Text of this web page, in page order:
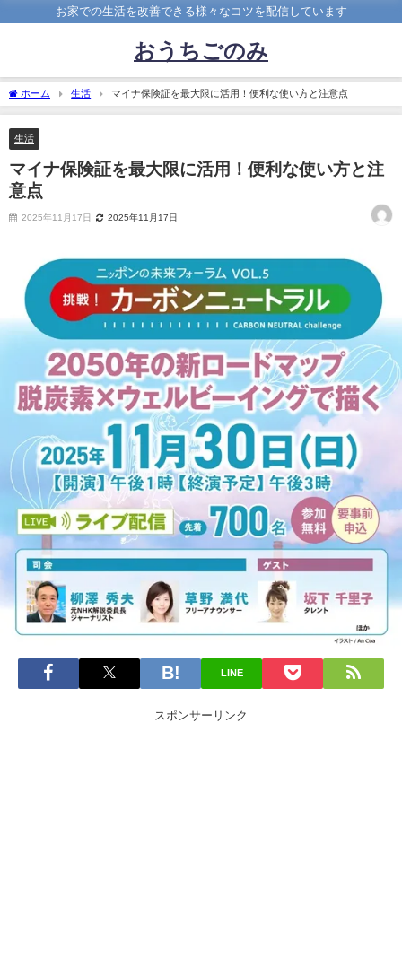
お家での生活を改善できる様々なコツを配信しています
おうちごのみ
ホーム 生活 マイナ保険証を最大限に活用！便利な使い方と注意点
生活
マイナ保険証を最大限に活用！便利な使い方と注
意点
2025年11月17日 2025年11月17日
LINE
スポンサーリンク